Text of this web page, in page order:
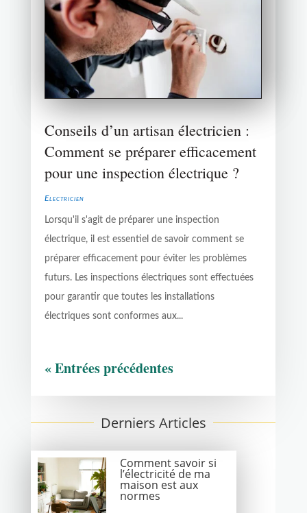
Conseils d’un artisan électricien :
Comment se préparer efficacement
pour une inspection électrique ?
Electricien
Lorsqu'il s'agit de préparer une inspection
électrique, il est essentiel de savoir comment se
préparer efficacement pour éviter les problèmes
futurs. Les inspections électriques sont effectuées
pour garantir que toutes les installations
électriques sont conformes aux...
« Entrées précédentes
Derniers Articles
Comment savoir si
l’électricité de ma
maison est aux
normes